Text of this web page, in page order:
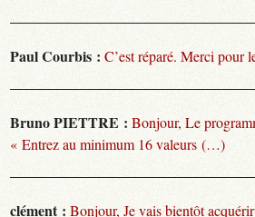
Paul Courbis : C’est réparé. Merci pour
Bruno PIETTRE : Bonjour, Le
« Entrez au minimum 16 valeurs (…)
clément : Bonjour, Je vais bientôt